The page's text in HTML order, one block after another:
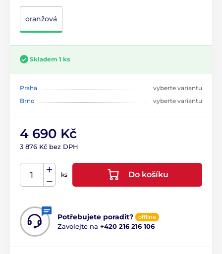
oranžová
Skladem 1 ks
Praha
vyberte variantu
Brno
vyberte variantu
4 690 Kč
3 876 Kč bez DPH
ks Do košíku
Potřebujete poradit? offline
Zavolejte na +420 216 216 106